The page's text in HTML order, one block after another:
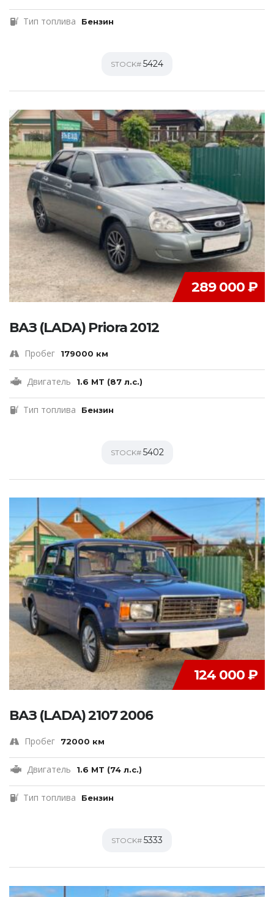
Тип топлива Бензин
STOCK# 5424
289 000 ₽
ВАЗ (LADA) Priora 2012
Пробег 179000 км
Двигатель 1.6 MT (87 л.с.)
Тип топлива Бензин
STOCK# 5402
124 000 ₽
ВАЗ (LADA) 2107 2006
Пробег 72000 км
Двигатель 1.6 MT (74 л.с.)
Тип топлива Бензин
STOCK# 5333